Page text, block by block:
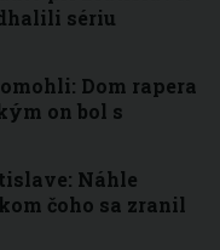
sériu
Dom rapera
on bol s
Náhle
čoho sa zranil